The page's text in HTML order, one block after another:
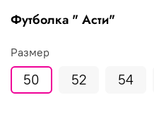
Футболка " Асти"
Размер
50 52 54